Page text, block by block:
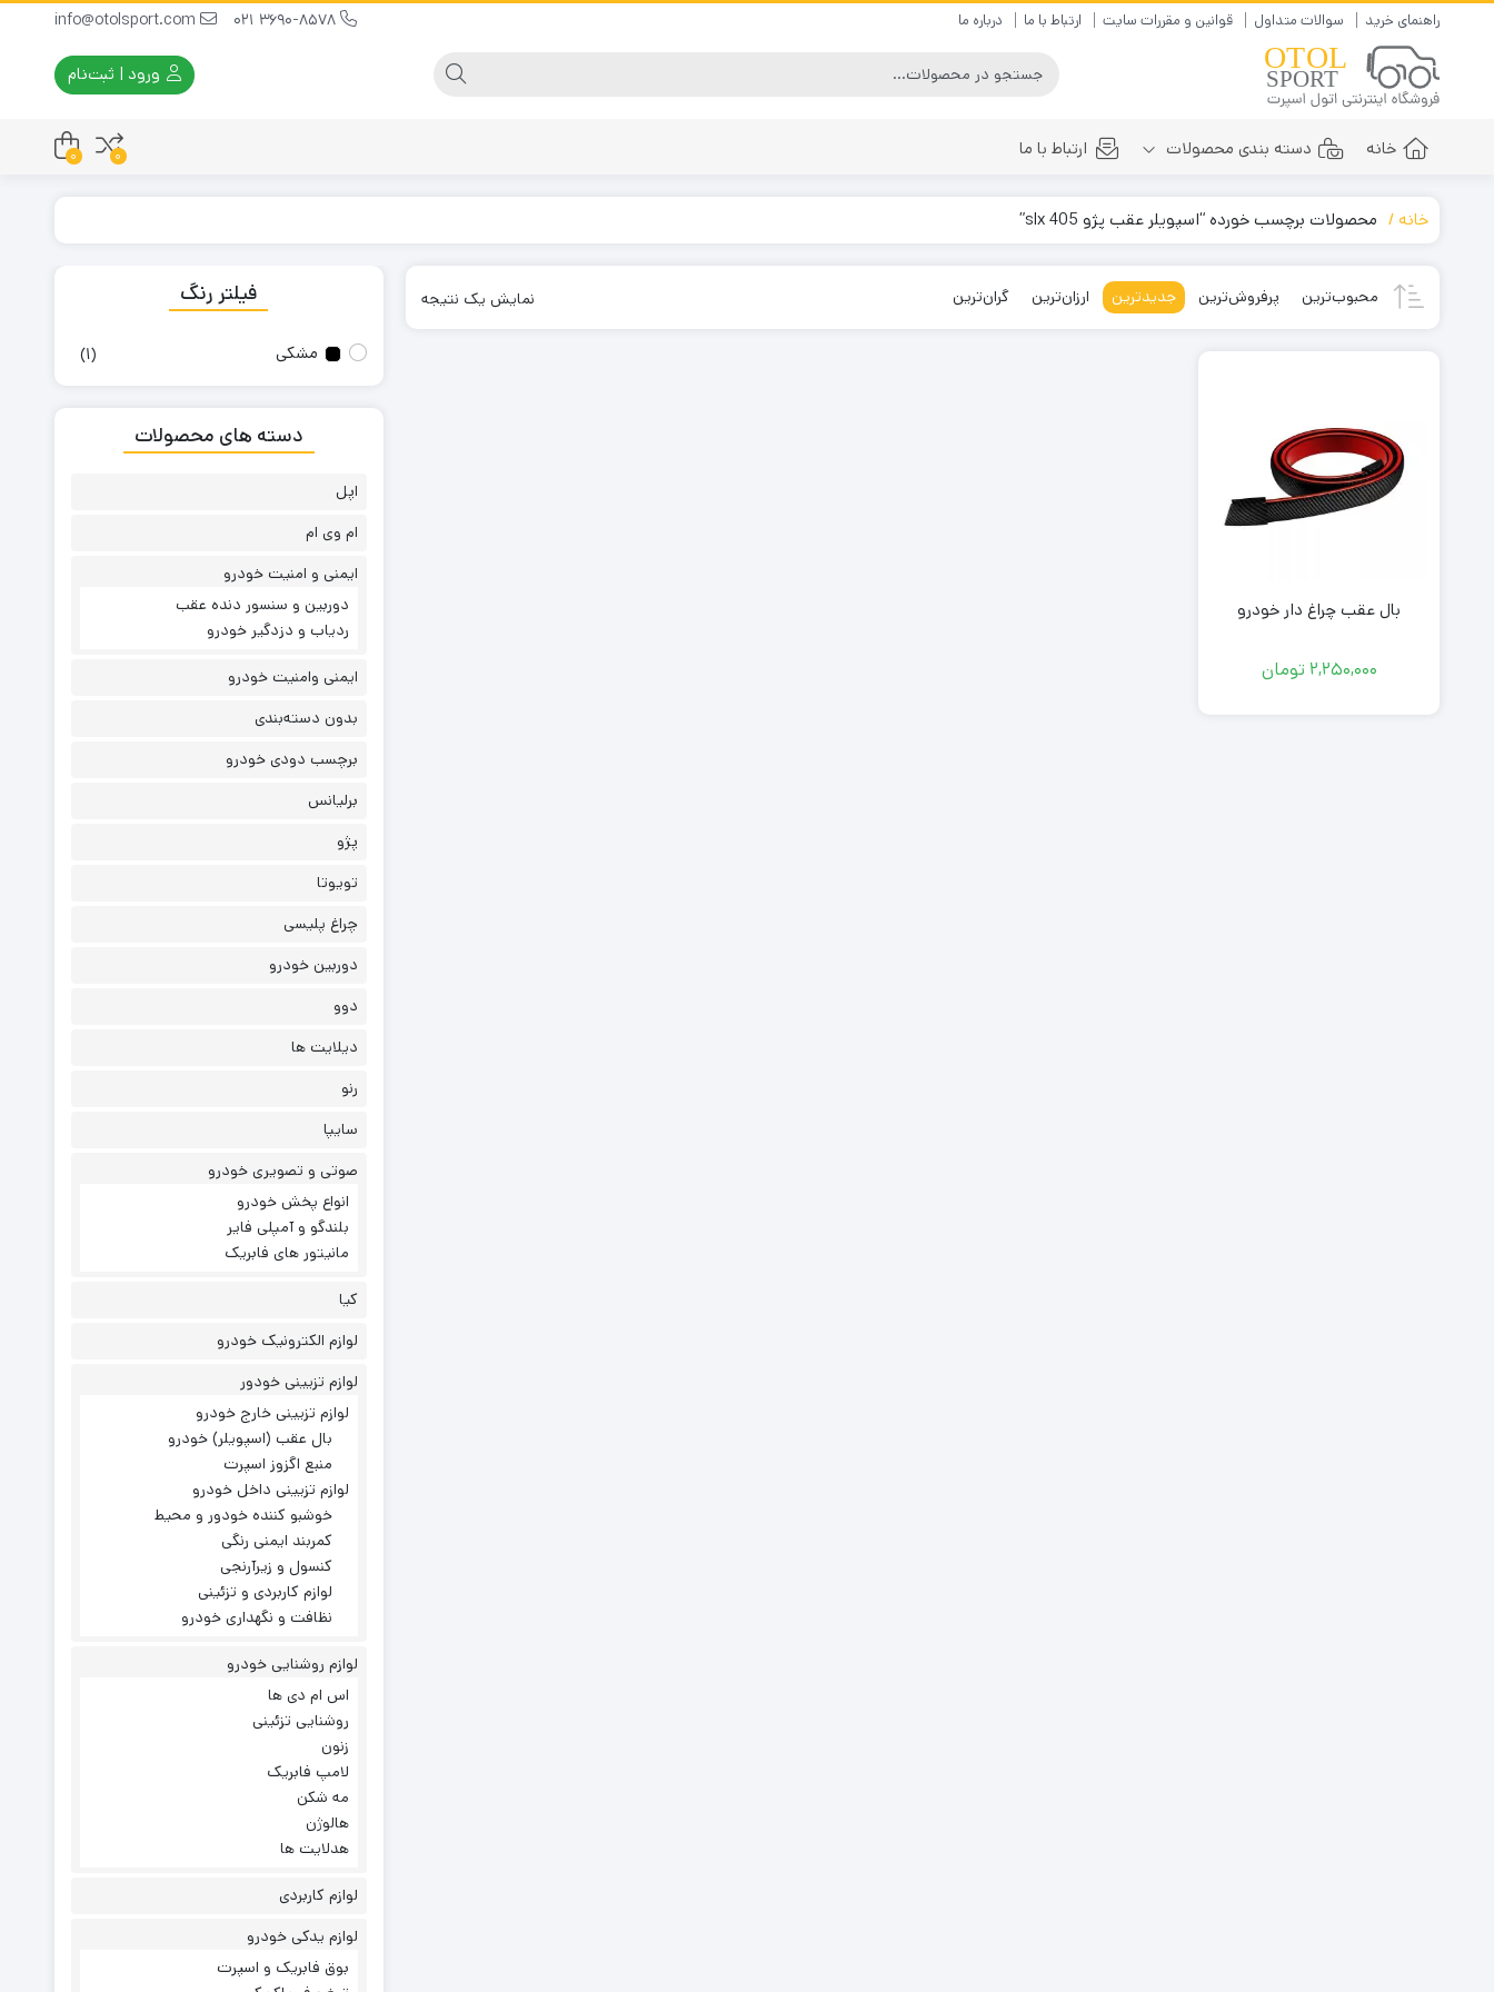
راهنمای خرید سوالات متداول قوانین و مقررات سایت ارتباط با ما درباره ما 3690-8578 021
ورود | ثبت‌نام
خانه دسته بندی محصولات
اس ام دی ها
روشنایی تزئینی
مه شکن
نظافت و نگهداری خودرو
منبع اگزوز اسپرت
تیغ برف پاک کن
دوربین و سنسور دنده عقب
ارتباط با ما 0
0
خانه محصولات برچسب خورده “اسپویلر عقب پژو 405 slx”
محبوب‌ترین پرفروش‌ترین جدیدترین ارزان‌ترین گران‌ترین نمایش یک نتیجه
بال عقب چراغ دار خودرو
2,250,000 تومان
فیلتر رنگ
مشکی (1)
دسته های محصولات
اپل
ام وی ام
ایمنی و امنیت خودرو
دوربین و سنسور دنده عقب
ردیاب و دزدگیر خودرو
ایمنی وامنیت خودرو
بدون دسته‌بندی
برچسب دودی خودرو
برلیانس
پژو
تویوتا
چراغ پلیسی
دوربین خودرو
دوو
دیلایت ها
رنو
سایپا
صوتی و تصویری خودرو
انواع پخش خودرو
بلندگو و آمپلی فایر
مانیتور های فابریک
کیا
لوازم الکترونیک خودرو
لوازم تزیینی خودور
لوازم تزیینی خارج خودرو
بال عقب (اسپویلر) خودرو
منبع اگزوز اسپرت
لوازم تزیینی داخل خودرو
خوشبو کننده خودور و محیط
کمربند ایمنی رنگی
کنسول و زیرآرنجی
لوازم کاربردی و تزئینی
نظافت و نگهداری خودرو
لوازم روشنایی خودرو
اس ام دی ها
روشنایی تزئینی
زنون
لامپ فابریک
مه شکن
هالوژن
هدلایت ها
لوازم کاربردی
لوازم یدکی خودرو
بوق فابریک و اسپرت